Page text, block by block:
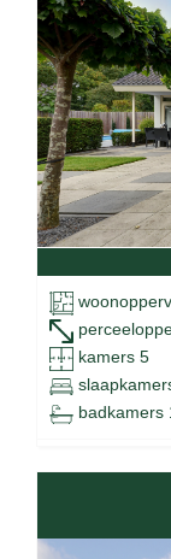
kamers 5
badkamers